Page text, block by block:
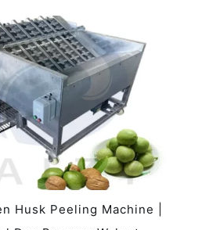
Husk Peeling Machine |